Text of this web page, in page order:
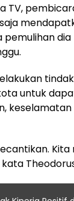
TV,
dia
untuk